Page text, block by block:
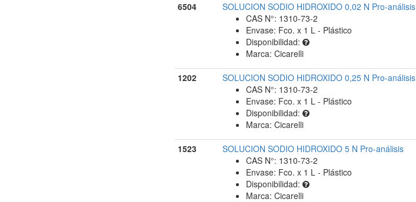
6504
SOLUCION SODIO HIDROXIDO 0,02 N Pro-análisis
CAS N°: 1310-73-2
Envase: Fco. x 1 L - Plástico
Disponibilidad:
Marca: Cicarelli
1202
SOLUCION SODIO HIDROXIDO 0,25 N Pro-análisis
CAS N°: 1310-73-2
Envase: Fco. x 1 L - Plástico
Disponibilidad:
Marca: Cicarelli
1523
SOLUCION SODIO HIDROXIDO 5 N Pro-análisis
CAS N°: 1310-73-2
Envase: Fco. x 1 L - Plástico
Disponibilidad:
Marca: Cicarelli